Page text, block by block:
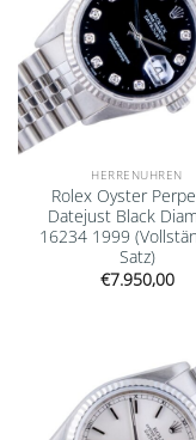
HERRENUHREN
Rolex Oyster
Datejust Black
16234 1999
Satz)
€7.950,00